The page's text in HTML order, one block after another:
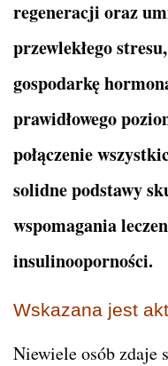
regeneracji oraz
przewlekłego
gospodarkę
prawidłowego
połączenie
solidne podstawy
wspomagania
insulinooporności.
Wskazana jest
Niewiele osób zdaje